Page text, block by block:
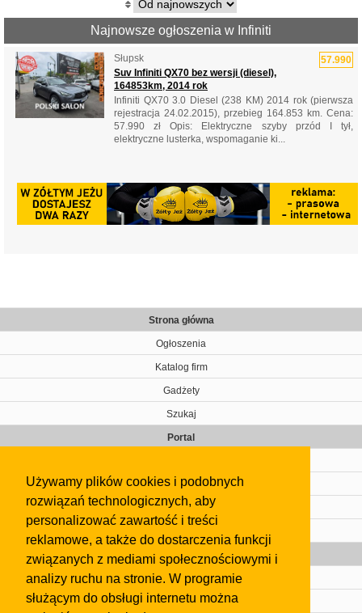
Używamy plików cookies i podobnych
rozwiązań technologicznych, aby
personalizować zawartość i treści
reklamowe, a także do dostarczenia funkcji
związanych z mediami społecznościowymi i
analizy ruchu na stronie. W programie
służącym do obsługi internetu można
Najnowsze ogłoszenia w Infiniti
57.990
Słupsk
Suv Infiniti QX70 bez wersji (diesel),
164853km, 2014 rok
Infiniti QX70 3.0 Diesel (238 KM) 2014 rok (pierwsza
rejestracja 24.02.2015), przebieg 164.853 km. Cena:
57.990 zł Opis: Elektryczne szyby przód I tył,
elektryczne lusterka, wspomaganie ki...
Strona główna
Ogłoszenia
Katalog firm
Gadżety
Szukaj
Portal
Kontakt
Regulamin
Gazeta
Olkusz
Kontakt